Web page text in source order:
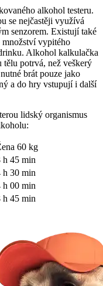
alkohol testeru.
se nejčastěji využívá
senzorem. Existují také
množství vypitého
Alkohol kalkulačka
tělu potrvá, než veškerý
brát pouze jako
a do hry vstupují i další
lidský organismus
60 kg
h 45 min
h 30 min
h 00 min
h 45 min